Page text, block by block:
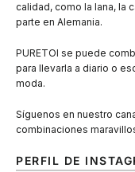
calidad, como la lana, la
parte en Alemania.
PURETOI se puede
para llevarla a diario o
moda.
Síguenos en nuestro
combinaciones
PERFIL DE